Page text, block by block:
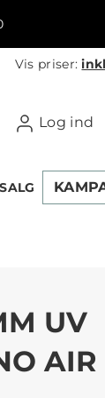
Vis priser:
Log ind
UV
AIR